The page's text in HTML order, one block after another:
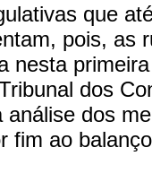
que
pois, as
nesta
dos
análise dos
fim ao